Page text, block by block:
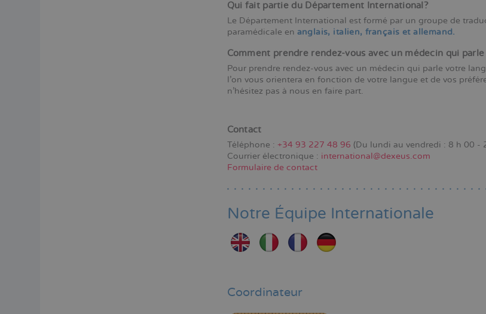
Qui fait partie du Département International?
Le Département International est formé par un groupe de
paramédicale en anglais, italien, français et allemand.
Comment prendre rendez-vous avec un médecin qui
Pour prendre rendez-vous avec un médecin qui parle votre
l’on vous orientera en fonction de votre langue et de vos
n’hésitez pas à nous en faire part.
Contact
Téléphone : +34 93 227 48 96 (Du lundi au vendredi : 8 h 00 -
Courrier électronique : international@dexeus.com
Formulaire de contact
Notre Équipe Internationale
Coordinateur